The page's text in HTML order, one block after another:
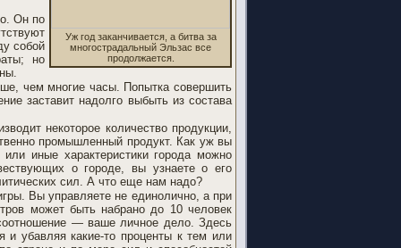
Уж год заканчивается, а битва за
многострадальный Эльзас все
продолжается.
Он по
собой
но
чем многие часы. Попытка совершить
заставит надолго выбыть из состава
некоторое количество продукции,
промышленный продукт. Как уж вы
иные характеристики города можно
о городе, вы узнаете о его
сил. А что еще нам надо?
Вы управляете не единолично, а при
может быть набрано до 10 человек
— ваше личное дело. Здесь
и убавляя какие-то проценты к тем или